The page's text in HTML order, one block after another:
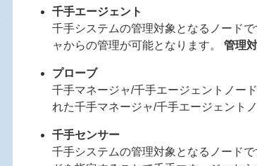
千手エージェント
千手システムの管理対象となるノード
ャからの管理が可能となります。 管理
プローブ
千手マネージャ/千手エージェントノー
れた千手マネージャ/千手エージェント
千手センサー
千手システムの管理対象となるノード